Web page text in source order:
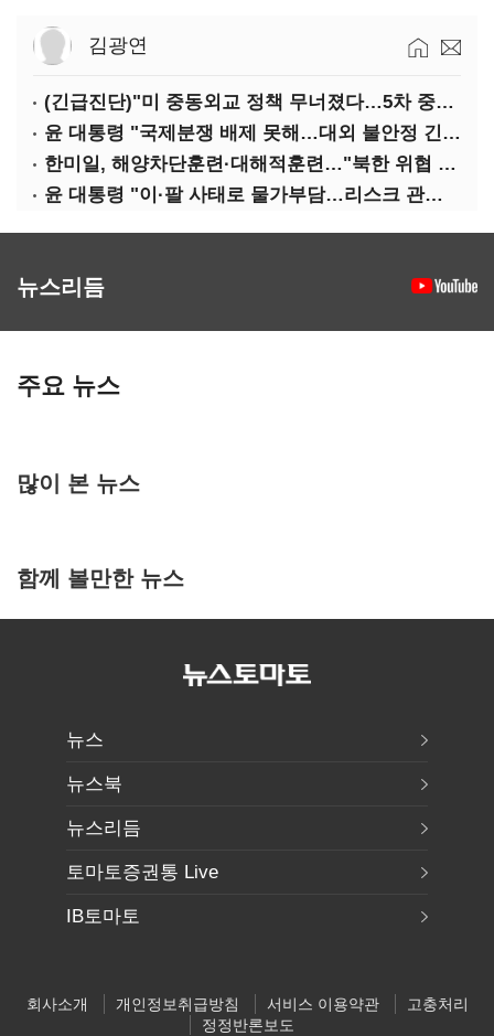
김광연
(긴급진단)"미 중동외교 정책 무너졌다…5차 중동전 가능성은 낮아"
윤 대통령 "국제분쟁 배제 못해…대외 불안정 긴밀대응"
한미일, 해양차단훈련·대해적훈련…"북한 위협 억제"
윤 대통령 "이·팔 사태로 물가부담…리스크 관리 만전 기해야"
뉴스리듬
주요 뉴스
많이 본 뉴스
함께 볼만한 뉴스
뉴스
뉴스북
뉴스리듬
토마토증권통 Live
IB토마토
회사소개 개인정보취급방침 서비스 이용약관
고충처리
정정반론보도